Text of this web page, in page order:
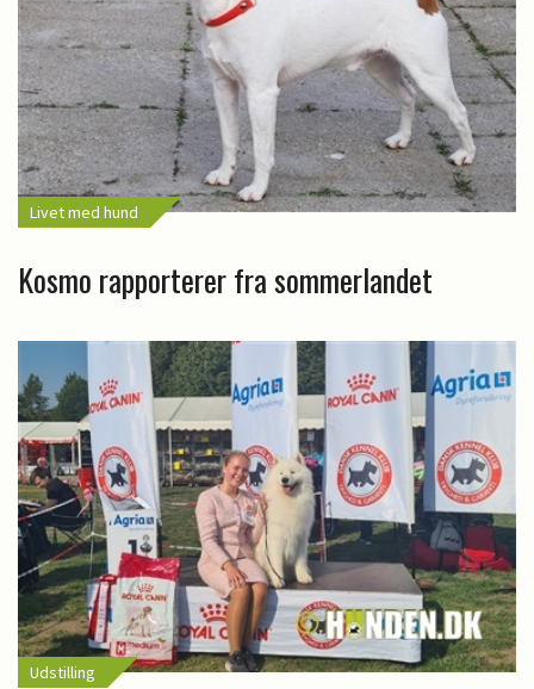
Livet med hund
Kosmo rapporterer fra sommerlandet
Udstilling